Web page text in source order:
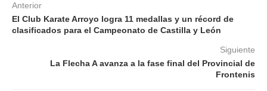
Anterior
El Club Karate Arroyo logra 11 medallas y un récord de
clasificados para el Campeonato de Castilla y León
Siguiente
La Flecha A avanza a la fase final del Provincial de
Frontenis